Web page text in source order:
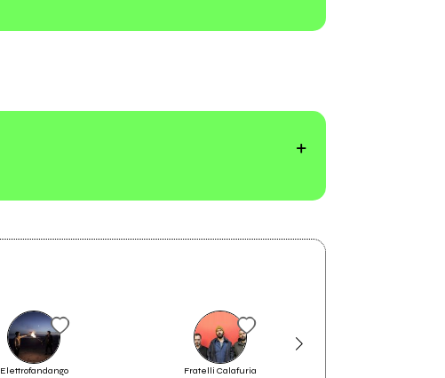
Almost Home: un dialogo in
viaggio verso casa con i
Elettrofandango Fratelli Calafuria